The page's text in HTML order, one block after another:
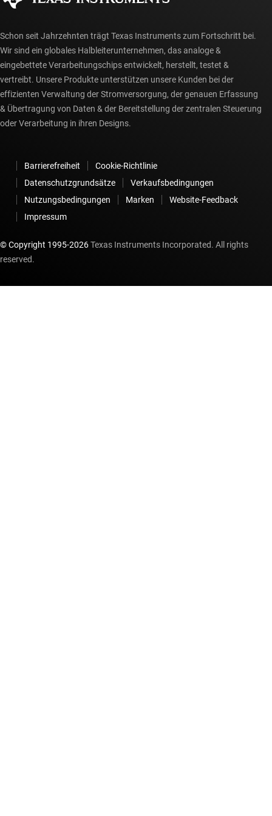
Schon seit Jahrzehnten trägt Texas Instruments zum Fortschritt bei.
Wir sind ein globales Halbleiterunternehmen, das analoge &
eingebettete Verarbeitungschips entwickelt, herstellt, testet &
vertreibt. Unsere Produkte unterstützen unsere Kunden bei der
effizienten Verwaltung der Stromversorgung, der genauen Erfassung
& Übertragung von Daten & der Bereitstellung der zentralen Steuerung
oder Verarbeitung in ihren Designs.
Barrierefreiheit
Cookie-Richtlinie
Datenschutzgrundsätze
Verkaufsbedingungen
Nutzungsbedingungen
Marken
Website-Feedback
Impressum
© Copyright 1995-2026Texas Instruments Incorporated. All rights
reserved.